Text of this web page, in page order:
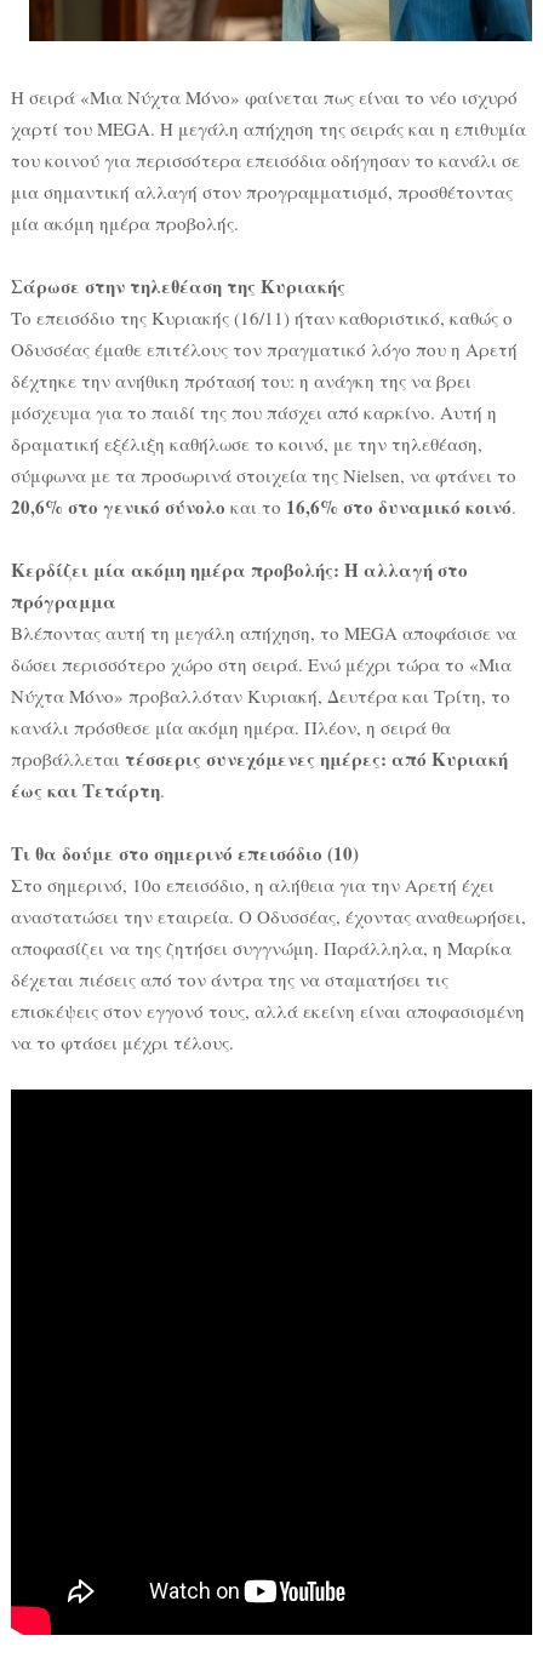
Η σειρά «Μια Νύχτα Μόνο» φαίνεται πως είναι το νέο ισχυρό
χαρτί του MEGA. Η μεγάλη απήχηση της σειράς και η επιθυμία
του κοινού για περισσότερα επεισόδια οδήγησαν το κανάλι σε
μια σημαντική αλλαγή στον προγραμματισμό, προσθέτοντας
μία ακόμη ημέρα προβολής.
Σάρωσε στην τηλεθέαση της Κυριακής
Το επεισόδιο της Κυριακής (16/11) ήταν καθοριστικό, καθώς ο
Οδυσσέας έμαθε επιτέλους τον πραγματικό λόγο που η Αρετή
δέχτηκε την ανήθικη πρότασή του: η ανάγκη της να βρει
μόσχευμα για το παιδί της που πάσχει από καρκίνο. Αυτή η
δραματική εξέλιξη καθήλωσε το κοινό, με την τηλεθέαση,
σύμφωνα με τα προσωρινά στοιχεία της Nielsen, να φτάνει το
20,6% στο γενικό σύνολο και το 16,6% στο δυναμικό κοινό.
Κερδίζει μία ακόμη ημέρα προβολής: Η αλλαγή στο
πρόγραμμα
Βλέποντας αυτή τη μεγάλη απήχηση, το MEGA αποφάσισε να
δώσει περισσότερο χώρο στη σειρά. Ενώ μέχρι τώρα το «Μια
Νύχτα Μόνο» προβαλλόταν Κυριακή, Δευτέρα και Τρίτη, το
κανάλι πρόσθεσε μία ακόμη ημέρα. Πλέον, η σειρά θα
προβάλλεται τέσσερις συνεχόμενες ημέρες: από Κυριακή
έως και Τετάρτη.
Τι θα δούμε στο σημερινό επεισόδιο (10)
Στο σημερινό, 10o επεισόδιο, η αλήθεια για την Αρετή έχει
αναστατώσει την εταιρεία. Ο Οδυσσέας, έχοντας αναθεωρήσει,
αποφασίζει να της ζητήσει συγγνώμη. Παράλληλα, η Μαρίκα
δέχεται πιέσεις από τον άντρα της να σταματήσει τις
επισκέψεις στον εγγονό τους, αλλά εκείνη είναι αποφασισμένη
να το φτάσει μέχρι τέλους.